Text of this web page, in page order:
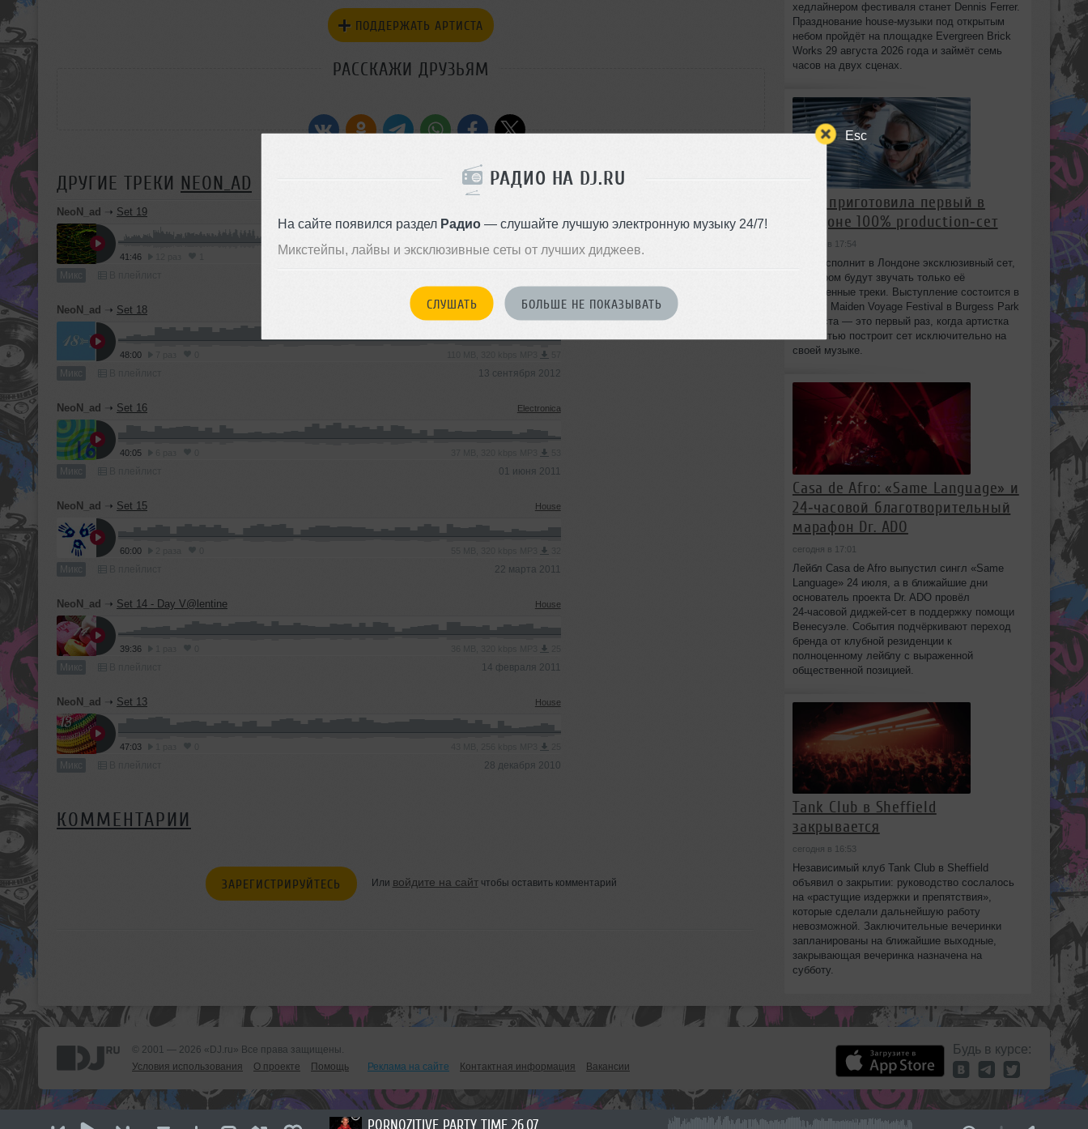
Esc
РАДИО НА DJ.RU
На сайте появился раздел Радио— слушайте лучшую электронную музыку 24/7!
Микстейпы, лайвы и эксклюзивные сеты от лучших диджеев.
СЛУШАТЬ БОЛЬШЕ НЕ ПОКАЗЫВАТЬ
PORNOZITIVE PARTY TIME 26.07
ПОДДЕРЖАТЬ АРТИСТА
РАССКАЖИ ДРУЗЬЯМ
ДРУГИЕ ТРЕКИ NEON_AD
NeoN_ad ➝ Set 19
41:46 96 MB, 320 kbps MP3 55
Микс
NeoN_ad ➝ Set 18 Electronica
48:00
Микс 13 сентября 2012
NeoN_ad ➝ Set 16 Electronica
40:05
Микс 01 июня 2011
NeoN_ad ➝ Set 15 House
60:00
Микс 22 марта 2011
NeoN_ad ➝ Set 14 - Day V@lentine House
39:36
Микс 14 февраля 2011
NeoN_ad ➝ Set 13 House
47:03
Микс 28 декабря 2010
Стиль:
КОММЕНТАРИИ
ЗАРЕГИСТРИРУЙТЕСЬ Или войдите на сайтчтобы оставить комментарий
хедлайнером фестиваля станет Dennis Ferrer.
Празднование house-музыки под открытым
небом пройдёт на площадке Evergreen Brick
Works 29 августа 2026 года и займёт семь
часов на двух сценах.
HAAi приготовила первый в
Лондоне 100% production‑сет
сегодня в 17:54
HAAi исполнит в Лондоне эксклюзивный сет,
в котором будут звучать только её
собственные треки. Выступление состоится в
рамках Maiden Voyage Festival в Burgess Park
8 августа — это первый раз, когда артистка
полностью построит сет исключительно на
своей музыке.
Casa de Afro: «Same Language» и
24‑часовой благотворительный
марафон Dr. ADO
сегодня в 17:01
Лейбл Casa de Afro выпустил сингл «Same
Language» 24 июля, а в ближайшие дни
основатель проекта Dr. ADO провёл
24‑часовой диджей‑сет в поддержку помощи
Венесуэле. События подчёркивают переход
бренда от клубной резиденции к
полноценному лейблу с выраженной
общественной позицией.
Tank Club в Sheffield
закрывается
сегодня в 16:53
Независимый клуб Tank Club в Sheffield
объявил о закрытии: руководство сослалось
на «растущие издержки и препятствия»,
которые сделали дальнейшую работу
невозможной. Заключительные вечеринки
запланированы на ближайшие выходные,
закрывающая вечеринка назначена на
субботу.
© 2001 — 2026 «DJ.ru» Все права защищены.
Условия использования
О проекте Помощь Реклама на сайте Контактная информация Вакансии
Будь в курсе: